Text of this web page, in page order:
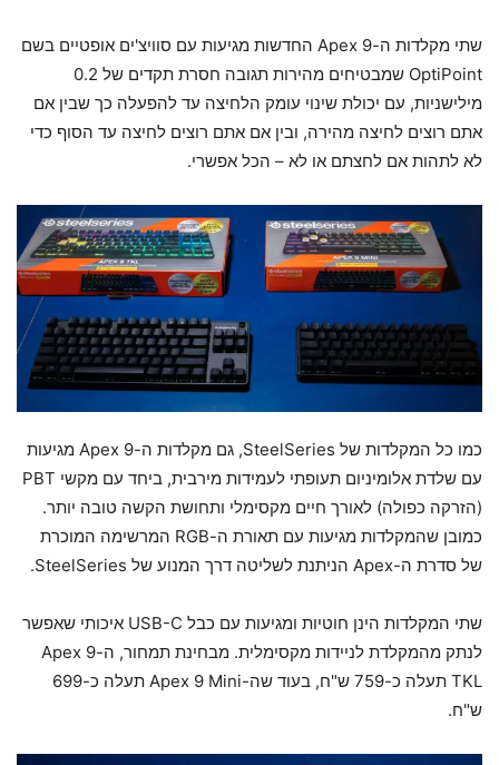
שתי מקלדות ה-Apex 9 החדשות מגיעות עם סוויצ'ים אופטיים בשם
OptiPoint שמבטיחים מהירות תגובה חסרת תקדים של 0.2
מילישניות, עם יכולת שינוי עומק הלחיצה עד להפעלה כך שבין אם
אתם רוצים לחיצה מהירה, ובין אם אתם רוצים לחיצה עד הסוף כדי
לא לתהות אם לחצתם או לא – הכל אפשרי.
כמו כל המקלדות של SteelSeries, גם מקלדות ה-Apex 9 מגיעות
עם שלדת אלומיניום תעופתי לעמידות מירבית, ביחד עם מקשי PBT
(הזרקה כפולה) לאורך חיים מקסימלי ותחושת הקשה טובה יותר.
כמובן שהמקלדות מגיעות עם תאורת ה-RGB המרשימה המוכרת
של סדרת ה-Apex הניתנת לשליטה דרך המנוע של SteelSeries.
שתי המקלדות הינן חוטיות ומגיעות עם כבל USB-C איכותי שאפשר
לנתק מהמקלדת לניידות מקסימלית. מבחינת תמחור, ה-Apex 9
TKL תעלה כ-759 ש"ח, בעוד שה-Apex 9 Mini תעלה כ-699
ש"ח.